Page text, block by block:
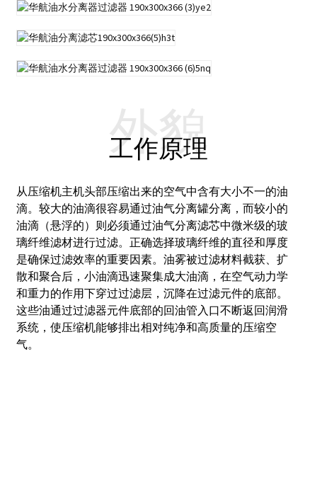
工作原理
外貌
从压缩机主机头部压缩出来的空气中含有大小不一的油
滴。较大的油滴很容易通过油气分离罐分离，而较小的
油滴（悬浮的）则必须通过油气分离滤芯中微米级的玻
璃纤维滤材进行过滤。 正确选择玻璃纤维的直径和厚度
是确保过滤效率的重要因素。 油雾被过滤材料截获、扩
散和聚合后，小油滴迅速聚集成大油滴，在空气动力学
和重力的作用下穿过过滤层，沉降在过滤元件的底部。
这些油通过过滤器元件底部的回油管入口不断返回润滑
系统，使压缩机能够排出相对纯净和高质量的压缩空
气。